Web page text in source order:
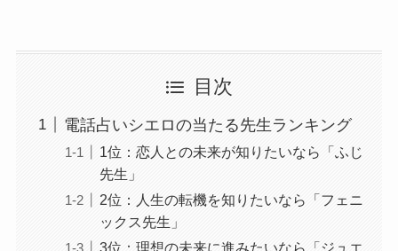
目次
電話占いシエロの当たる先生ランキング
1位：恋人との未来が知りたいなら「ふじ
先生」
2位：人生の転機を知りたいなら「フェニ
ックス先生」
3位：理想の未来に進みたいなら「ジュエ